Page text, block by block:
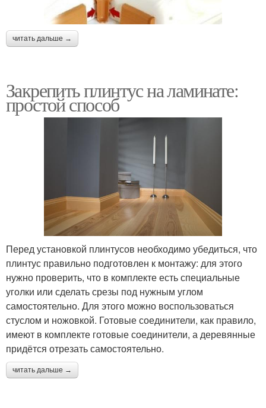
читать дальше →
Закрепить плинтус на ламинате:
простой способ
Перед установкой плинтусов необходимо убедиться, что
плинтус правильно подготовлен к монтажу: для этого
нужно проверить, что в комплекте есть специальные
уголки или сделать срезы под нужным углом
самостоятельно. Для этого можно воспользоваться
стуслом и ножовкой. Готовые соединители, как правило,
имеют в комплекте готовые соединители, а деревянные
придётся отрезать самостоятельно.
читать дальше →